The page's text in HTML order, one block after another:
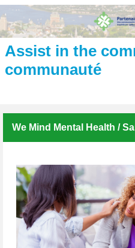
Assist in the
communauté
We Mind Mental Health /